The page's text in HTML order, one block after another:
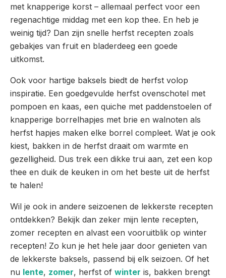
met knapperige korst – allemaal perfect voor een
regenachtige middag met een kop thee. En heb je
weinig tijd? Dan zijn snelle herfst recepten zoals
gebakjes van fruit en bladerdeeg een goede
uitkomst.
Ook voor hartige baksels biedt de herfst volop
inspiratie. Een goedgevulde herfst ovenschotel met
pompoen en kaas, een quiche met paddenstoelen of
knapperige borrelhapjes met brie en walnoten als
herfst hapjes maken elke borrel compleet. Wat je ook
kiest, bakken in de herfst draait om warmte en
gezelligheid. Dus trek een dikke trui aan, zet een kop
thee en duik de keuken in om het beste uit de herfst
te halen!
Wil je ook in andere seizoenen de lekkerste recepten
ontdekken? Bekijk dan zeker mijn lente recepten,
zomer recepten en alvast een vooruitblik op winter
recepten! Zo kun je het hele jaar door genieten van
de lekkerste baksels, passend bij elk seizoen. Of het
nu lente, zomer, herfst of winter is, bakken brengt